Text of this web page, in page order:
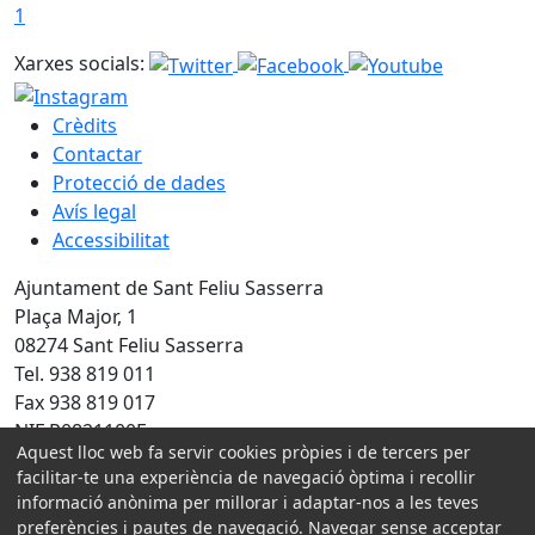
1
Xarxes socials:
Crèdits
Contactar
Protecció de dades
Avís legal
Accessibilitat
Ajuntament de Sant Feliu Sasserra
Plaça Major, 1
08274 Sant Feliu Sasserra
Tel. 938 819 011
Fax 938 819 017
NIF P0821100E
Amb la col·laboració de:
Aquest lloc web fa servir cookies pròpies i de tercers per
facilitar-te una experiència de navegació òptima i recollir
informació anònima per millorar i adaptar-nos a les teves
preferències i pautes de navegació. Navegar sense acceptar